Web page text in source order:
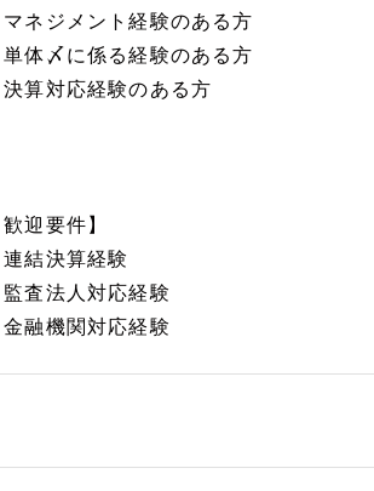
ネジメント経験のある方
体〆に係る経験のある方
算対応経験のある方
迎要件】
結決算経験
査法人対応経験
融機関対応経験